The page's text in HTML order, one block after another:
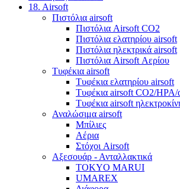
18. Airsoft
Πιστόλια airsoft
Πιστόλια Airsoft CO2
Πιστόλια ελατηρίου airsoft
Πιστόλια ηλεκτρικά airsoft
Πιστόλια Airsoft Αερίου
Τυφέκια airsoft
Τυφέκια ελατηρίου airsoft
Τυφέκια airsoft CO2/HPA/
Τυφέκια airsoft
Αναλώσιμα airsoft
Μπίλιες
Αέρια
Στόχοι Airsoft
Αξεσουάρ - Ανταλλακτικά
TOKYO MARUI
UMAREX